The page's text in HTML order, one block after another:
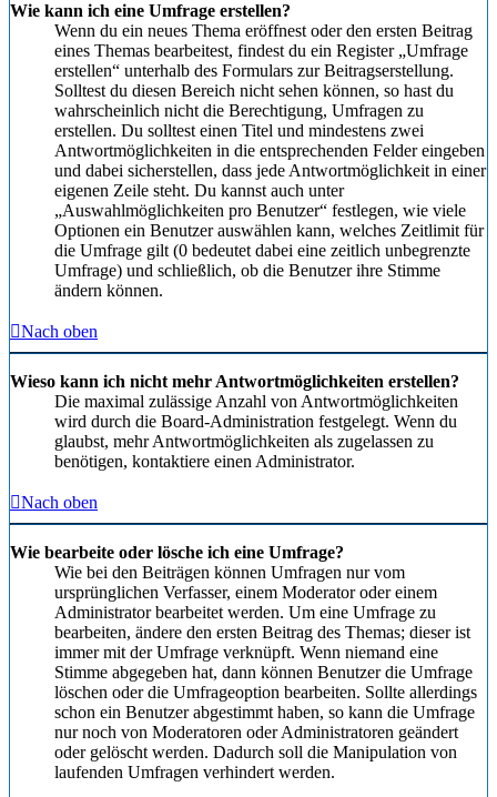
Wie kann ich eine Umfrage erstellen?
Wenn du ein neues Thema eröffnest oder den ersten Beitrag
eines Themas bearbeitest, findest du ein Register „Umfrage
erstellen“ unterhalb des Formulars zur Beitragserstellung.
Solltest du diesen Bereich nicht sehen können, so hast du
wahrscheinlich nicht die Berechtigung, Umfragen zu
erstellen. Du solltest einen Titel und mindestens zwei
Antwortmöglichkeiten in die entsprechenden Felder eingeben
und dabei sicherstellen, dass jede Antwortmöglichkeit in einer
eigenen Zeile steht. Du kannst auch unter
„Auswahlmöglichkeiten pro Benutzer“ festlegen, wie viele
Optionen ein Benutzer auswählen kann, welches Zeitlimit für
die Umfrage gilt (0 bedeutet dabei eine zeitlich unbegrenzte
Umfrage) und schließlich, ob die Benutzer ihre Stimme
ändern können.
Nach oben
Wieso kann ich nicht mehr Antwortmöglichkeiten erstellen?
Die maximal zulässige Anzahl von Antwortmöglichkeiten
wird durch die Board-Administration festgelegt. Wenn du
glaubst, mehr Antwortmöglichkeiten als zugelassen zu
benötigen, kontaktiere einen Administrator.
Nach oben
Wie bearbeite oder lösche ich eine Umfrage?
Wie bei den Beiträgen können Umfragen nur vom
ursprünglichen Verfasser, einem Moderator oder einem
Administrator bearbeitet werden. Um eine Umfrage zu
bearbeiten, ändere den ersten Beitrag des Themas; dieser ist
immer mit der Umfrage verknüpft. Wenn niemand eine
Stimme abgegeben hat, dann können Benutzer die Umfrage
löschen oder die Umfrageoption bearbeiten. Sollte allerdings
schon ein Benutzer abgestimmt haben, so kann die Umfrage
nur noch von Moderatoren oder Administratoren geändert
oder gelöscht werden. Dadurch soll die Manipulation von
laufenden Umfragen verhindert werden.